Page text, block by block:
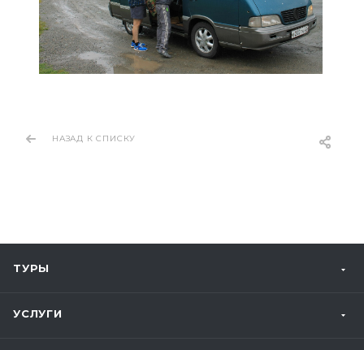
НАЗАД К СПИСКУ
ТУРЫ
УСЛУГИ